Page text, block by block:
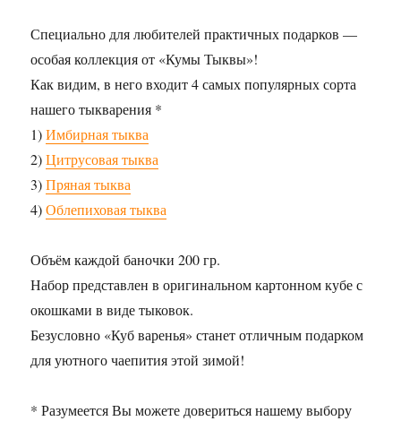
Специально для любителей практичных подарков —
особая коллекция от «Кумы Тыквы»!
Как видим, в него входит 4 самых популярных сорта
нашего тыкварения *
1)Имбирная тыква
2)Цитрусовая тыква
3)Пряная тыква
4)Облепиховая тыква
Объём каждой баночки 200 гр.
Набор представлен в оригинальном картонном кубе с
окошками в виде тыковок.
Безусловно «Куб варенья» станет отличным подарком
для уютного чаепития этой зимой!
* Разумеется Вы можете довериться нашему выбору